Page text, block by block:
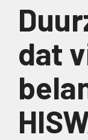
dat